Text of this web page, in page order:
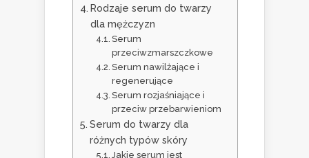
Rodzaje serum do twarzy
dla mężczyzn
Serum
przeciwzmarszczkowe
Serum nawilżające i
regenerujące
Serum rozjaśniające i
przeciw przebarwieniom
Serum do twarzy dla
różnych typów skóry
Jakie serum jest